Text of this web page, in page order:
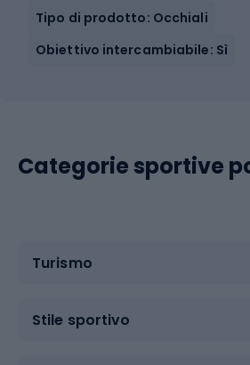
Tipo di prodotto: Occhiali
Obiettivo intercambiabile: Sì
Categorie sportive
Turismo
Stile sportivo